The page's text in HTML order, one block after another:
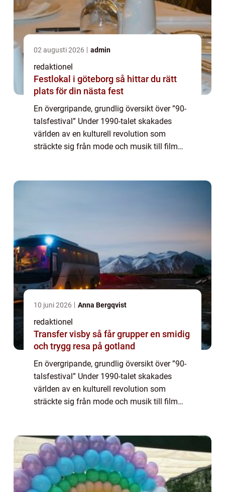
02 augusti 2026 admin
redaktionel
Festlokal i göteborg så hittar du rätt
plats för din nästa fest
En övergripande, grundlig översikt över ”90-
talsfestival” Under 1990-talet skakades
världen av en kulturell revolution som
sträckte sig från mode och musik till film
10 juni 2026 Anna Bergqvist
redaktionel
Transfer visby så får grupper en smidig
och trygg resa på gotland
En övergripande, grundlig översikt över ”90-
talsfestival” Under 1990-talet skakades
världen av en kulturell revolution som
sträckte sig från mode och musik till film